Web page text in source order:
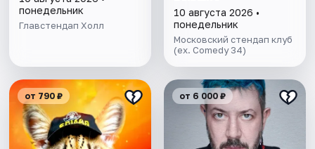
понедельник
Главстендап Холл
10 августа 2026 •
понедельник
Московский стендап клуб
(ex. Comedy 34)
от 790 ₽ от 6 000 ₽